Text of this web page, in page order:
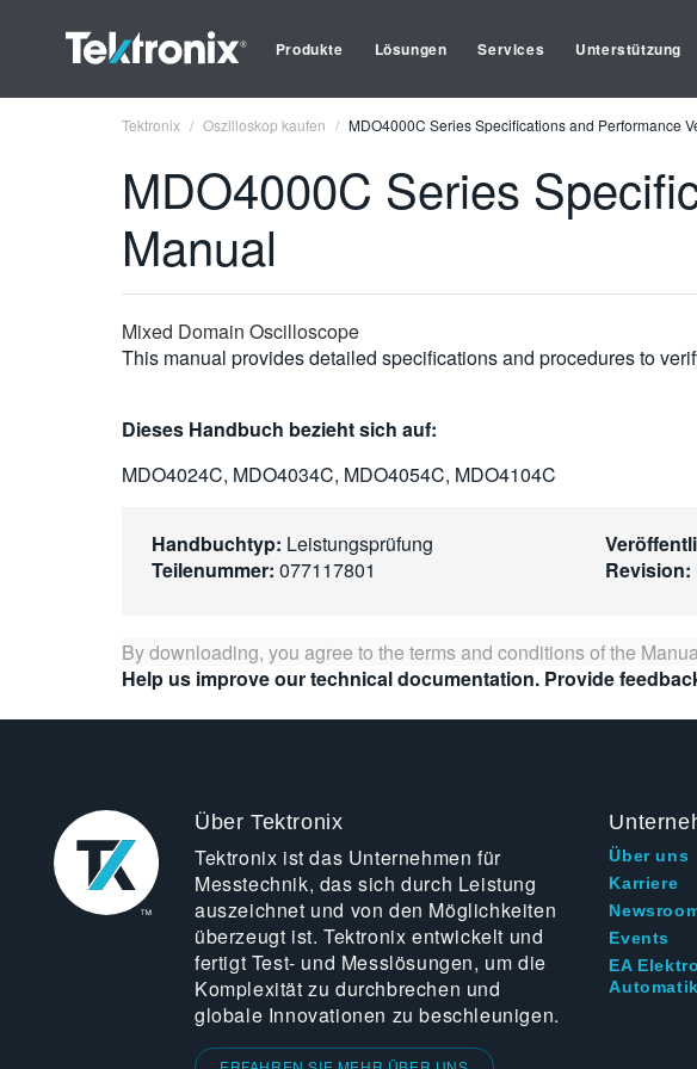
Produkte Lösungen Services Unterstützung
Tektronix Oszilloskop kaufen MDO4000C Series Specifications and Performance
MDO4000C Series
Manual
Mixed Domain Oscilloscope
This manual provides detailed specifications and procedures to
Dieses Handbuch bezieht sich auf:
MDO4024C, MDO4034C, MDO4054C, MDO4104C
Handbuchtyp: Leistungsprüfung
Teilenummer: 077117801
Revision:
By downloading, you agree to the terms and conditions of the
Help us improve our technical documentation. Provide
Über Tektronix
Tektronix ist das Unternehmen für
Messtechnik, das sich durch Leistung
auszeichnet und von den Möglichkeiten
überzeugt ist. Tektronix entwickelt und
fertigt Test- und Messlösungen, um die
Komplexität zu durchbrechen und
globale Innovationen zu beschleunigen.
Über uns
Karriere
Events
EA
Automatik